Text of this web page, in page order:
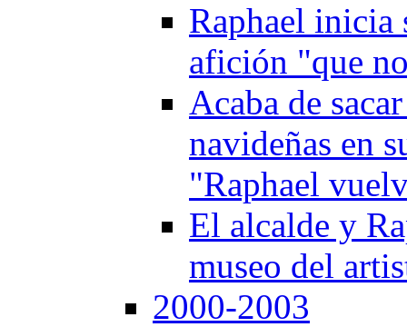
Raphael inicia
afición "que
Acaba de
navideñas en
"Raphael
El alcalde y
museo del
2000-2003